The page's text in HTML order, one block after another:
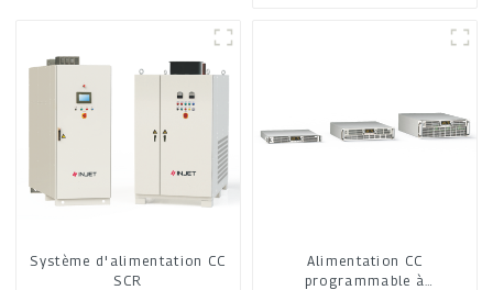
Système d'alimentation CC
SCR
Alimentation CC
programmable à